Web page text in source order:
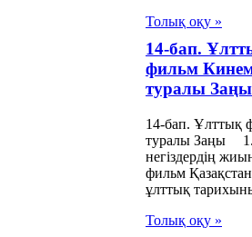
жасау
Толық оқу »
14-бап.
фильм
туралы Заңы
14-бап. Ұлттық
туралы Заңы
негіздердің
фильм
ұлттық
Толық оқу »